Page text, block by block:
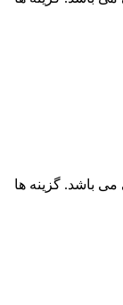
می باشد. گزینه ها